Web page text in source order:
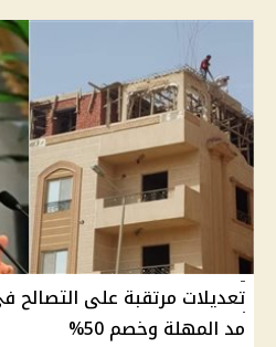
تعديلات مرتقبة على التصالح
مد المهلة وخصم 50%